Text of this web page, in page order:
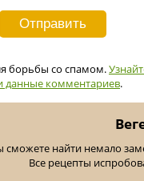
борьбы со спамом.
данные комментариев.
сможете найти немало
Все рецепты